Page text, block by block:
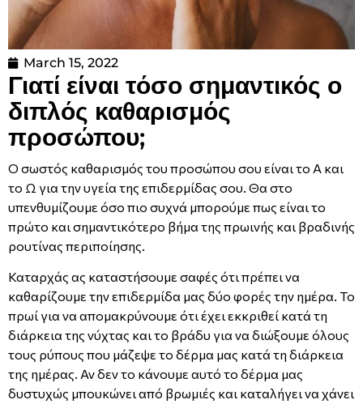
March 15, 2022
Γιατί είναι τόσο σημαντικός ο
διπλός καθαρισμός
προσώπου;
Ο σωστός καθαρισμός του προσώπου σου είναι το Α και
το Ω για την υγεία της επιδερμίδας σου. Θα στο
υπενθυμίζουμε όσο πιο συχνά μπορούμε πως είναι το
πρώτο και σημαντικότερο βήμα της πρωινής και βραδινής
ρουτίνας περιποίησης.
Καταρχάς ας καταστήσουμε σαφές ότι πρέπει να
καθαρίζουμε την επιδερμίδα μας δύο φορές την ημέρα. Το
πρωί για να απομακρύνουμε ότι έχει εκκριθεί κατά τη
διάρκεια της νύχτας και το βράδυ για να διώξουμε όλους
τους ρύπους που μάζεψε το δέρμα μας κατά τη διάρκεια
της ημέρας. Αν δεν το κάνουμε αυτό το δέρμα μας
δυστυχώς μπουκώνει από βρωμιές και καταλήγει να χάνει